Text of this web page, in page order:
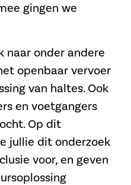
gingen we
naar onder andere
openbaar vervoer
van haltes. Ook
en voetgangers
Op dit
jullie dit onderzoek
voor, en geven